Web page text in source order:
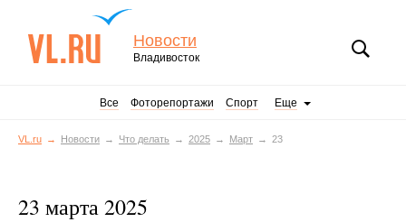
Новости
Владивосток
Все Фоторепортажи Спорт Еще
VL.ru Новости Что делать 2025 Март 23
23 марта 2025